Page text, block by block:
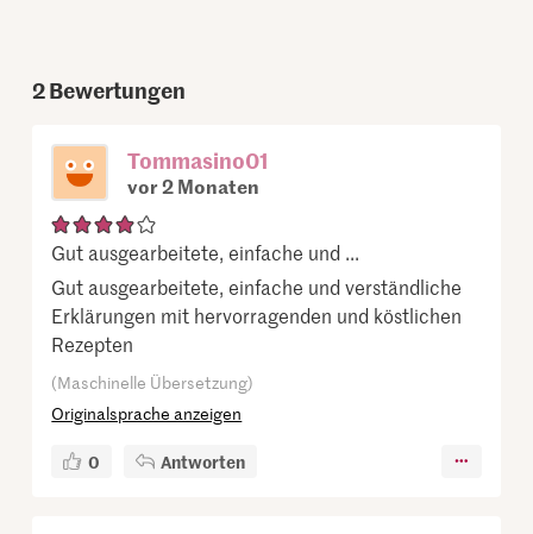
2Bewertungen
Tommasino01
vor 2 Monaten
Gut ausgearbeitete, einfache und ...
Gut ausgearbeitete, einfache und verständliche
Erklärungen mit hervorragenden und köstlichen
Rezepten
(Maschinelle Übersetzung)
Originalsprache anzeigen
0 Antworten